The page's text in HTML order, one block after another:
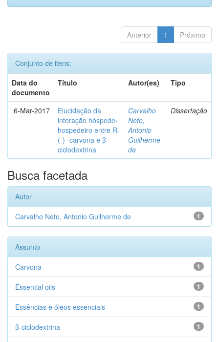
Anterior 1 Próximo
Conjunto de itens:
Data do
documento
Título Autor(es) Tipo
6-Mar-2017
Elucidação da
interação hóspede-
hospedeiro entre R-
(-)- carvona e β-
ciclodextrina
Carvalho
Neto,
Antonio
Guilherme
de
Dissertação
Busca facetada
Autor
1
Carvalho Neto, Antonio Guilherme de
Assunto
1
Carvona
1
Essential oils
1
Essências e óleos essenciais
1
β-ciclodextrina